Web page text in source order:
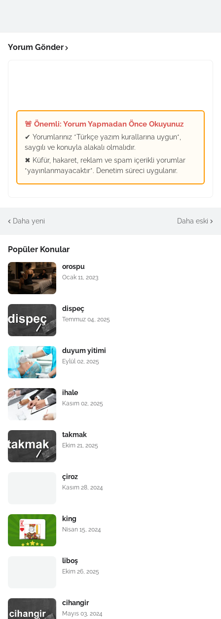
Yorum Gönder
🚨 Önemli: Yorum Yapmadan Önce Okuyunuz
✔ Yorumlarınız *Türkçe yazım kurallarına uygun*,
saygılı ve konuyla alakalı olmalıdır.
✖ Küfür, hakaret, reklam ve spam içerikli yorumlar
*yayınlanmayacaktır*. Denetim süreci uygulanır.
Daha yeni Daha eski
Popüler Konular
orospu
Ocak 11, 2023
dispeç
Temmuz 04, 2025
duyum yitimi
Eylül 02, 2025
ihale
Kasım 02, 2025
takmak
Ekim 21, 2025
çiroz
Kasım 28, 2024
king
Nisan 15, 2024
liboş
Ekim 26, 2025
cihangir
Mayıs 03, 2024